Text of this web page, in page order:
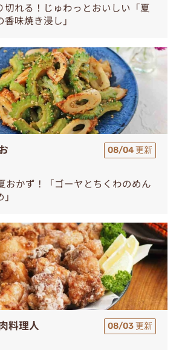
切れる！じゅわっとおいしい「夏
味焼き浸し」
08/04 更新
おかず！「ゴーヤとちくわのめん
料理人 08/03 更新